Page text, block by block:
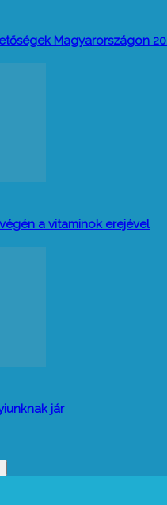
Magyarországon
a vitaminok erejével
jár